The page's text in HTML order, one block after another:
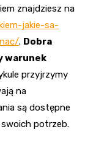
znajdziesz na
jakie-sa-
. Dobra
warunek
przyjrzymy
na
są dostępne
potrzeb.